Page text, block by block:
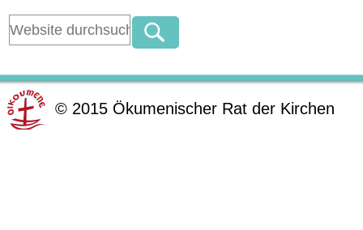
© 2015 Ökumenischer Rat der Kirchen